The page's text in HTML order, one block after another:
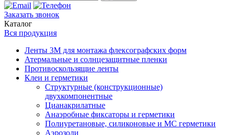
Заказать звонок
Каталог
Вся продукция
Ленты 3М для монтажа флексографских форм
Атермальные и солнцезащитные пленки
Противоскользящие ленты
Клеи и герметики
Структурные (конструкционные)
двухкомпонентные
Цианакрилатные
Анаэробные фиксаторы и герметики
Полиуретановые, силиконовые и МС герметики
Аэрозоли